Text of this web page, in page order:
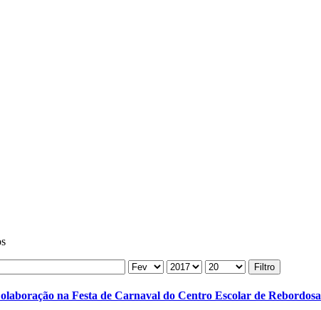
Filtro
na Festa de Carnaval do Centro Escolar de Rebordosa